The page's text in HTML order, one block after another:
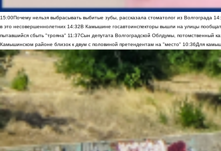
15:00Почему нельзя выбрасывать выбитые зубы, рассказала стоматолог из Волгограда
в это несовершеннолетних 14:32В Камышине госавтоинспекторы вышли на улицы
пытавшийся сбыть "трояна" 11:37Сын депутата Волгоградской Облдумы, потомственный
Камышинском районе близок к двум с половиной претендентам на "место" 10:36Для